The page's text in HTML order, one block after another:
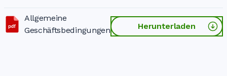
Allgemeine
Geschäftsbedingungen
Herunterladen